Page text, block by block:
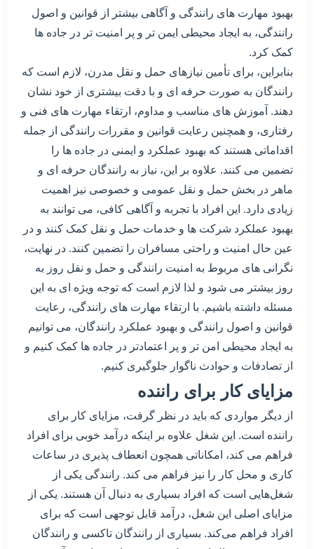
بهبود مهارت های رانندگی و آگاهی بیشتر از قوانین و اصول
رانندگی، به ایجاد محیطی ایمن تر و پر امنیت تر در جاده ها
کمک کرد.
بنابراین، برای تأمین نیازهای حمل و نقل مدرن، لازم است که
رانندگان به صورت حرفه ای و با دقت بیشتری از خود نشان
دهند. آموزش های مناسب و مداوم، ارتقاء مهارت های فنی و
رفتاری، و همچنین رعایت قوانین و مقررات رانندگی از جمله
اقداماتی هستند که بهبود عملکرد و ایمنی در جاده ها را
تضمین می کنند. علاوه بر این، نیاز به رانندگان حرفه ای و
ماهر در بخش حمل و نقل عمومی و خصوصی نیز اهمیت
زیادی دارد. این افراد با تجربه و آگاهی کافی، می توانند به
بهبود عملکرد شرکت ها و خدمات حمل و نقل کمک کنند و در
عین حال امنیت و راحتی مسافران را تضمین کنند. در نهایت،
نگرانی های مربوط به امنیت رانندگی و حمل و نقل روز به
روز بیشتر می شود و لذا لازم است که توجه ویژه ای به این
مسئله داشته باشیم. با ارتقاء مهارت های رانندگی، رعایت
قوانین و اصول رانندگی و بهبود عملکرد رانندگان، می توانیم
به ایجاد محیطی امن تر و پر اعتمادتر در جاده ها کمک کنیم و
از تصادفات و حوادث ناگوار جلوگیری کنیم.
مزایای کار برای راننده
از دیگر مواردی که باید در نظر گرفت، مزایای کار برای
راننده است. این شغل علاوه بر اینکه درآمد خوبی برای افراد
فراهم می کند، امکاناتی همچون انعطاف پذیری در ساعات
کاری و محل کار را نیز فراهم می کند. رانندگی یکی از
شغل‌هایی است که افراد بسیاری به دنبال آن هستند. یکی از
مزایای اصلی این شغل، درآمد قابل توجهی است که برای
افراد فراهم می‌کند. بسیاری از رانندگان تاکسی و رانندگان